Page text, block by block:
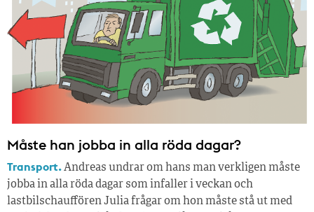
Måste han jobba in alla röda dagar?
Transport.Andreas undrar om hans man verkligen måste
jobba in alla röda dagar som infaller i veckan och
lastbilschauffören Julia frågar om hon måste stå ut med